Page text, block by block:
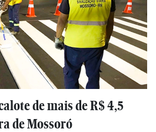
de mais de R$ 4,5
de Mossoró